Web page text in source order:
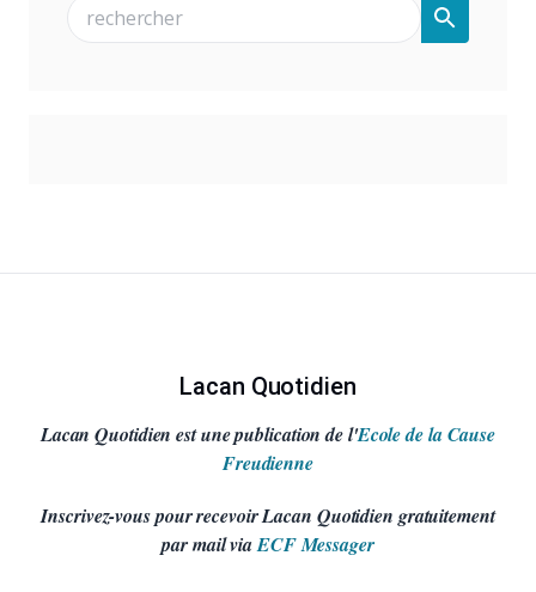
Lacan Quotidien
Lacan Quotidien est une publication de l'Ecole de la Cause
Freudienne
Inscrivez-vous pour recevoir Lacan Quotidien gratuitement
par mail viaECF Messager